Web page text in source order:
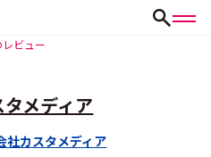
ビュー
タメディア
社カスタメディア